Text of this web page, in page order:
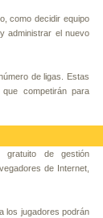
como decidir equipo
administrar el nuevo
de ligas. Estas
competirán para
de gestión
de Internet,
los jugadores podrán